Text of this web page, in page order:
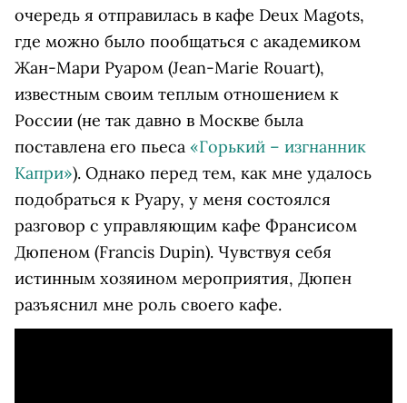
очередь я отправилась в кафе Deux Magots,
где можно было пообщаться с академиком
Жан-Мари Руаром (Jean-Marie Rouart),
известным своим теплым отношением к
России (не так давно в Москве была
поставлена его пьеса «Горький – изгнанник
Капри»). Однако перед тем, как мне удалось
подобраться к Руару, у меня состоялся
разговор с управляющим кафе Франсисом
Дюпеном (Francis Dupin). Чувствуя себя
истинным хозяином мероприятия, Дюпен
разъяснил мне роль своего кафе.